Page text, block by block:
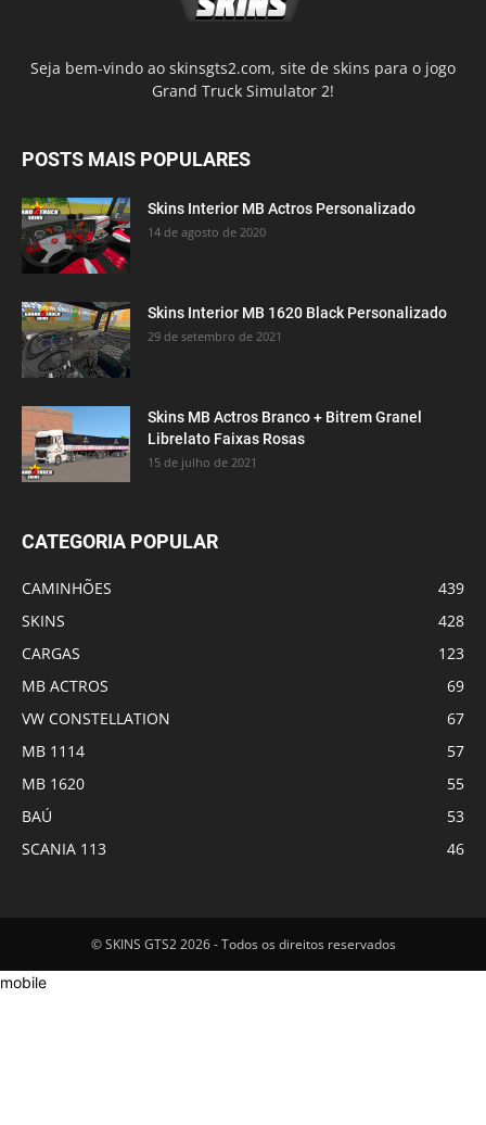
Seja bem-vindo ao skinsgts2.com, site de skins para o jogo
Grand Truck Simulator 2!
POSTS MAIS POPULARES
Skins Interior MB Actros Personalizado
14 de agosto de 2020
Skins Interior MB 1620 Black Personalizado
29 de setembro de 2021
Skins MB Actros Branco + Bitrem Granel
Librelato Faixas Rosas
15 de julho de 2021
CATEGORIA POPULAR
CAMINHÕES
439
SKINS
428
CARGAS
123
MB ACTROS
69
VW CONSTELLATION
67
MB 1114
57
MB 1620
55
BAÚ
53
SCANIA 113
46
© SKINS GTS2 2026 - Todos os direitos reservados